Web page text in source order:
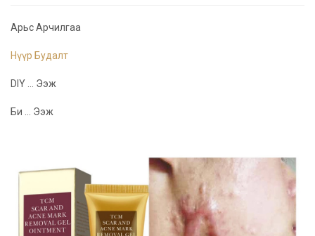
Арьс Арчилгаа
Нүүр Будалт
DIY ... Ээж
Би ... Ээж